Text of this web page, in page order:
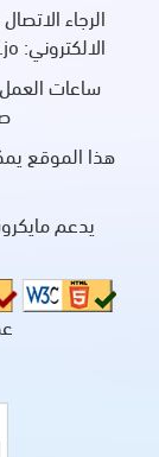
الالكتروني: ncc@nitc.gov.jo للابلاغ عن أي مشكلة فنية
ساعات
هذا الموقع